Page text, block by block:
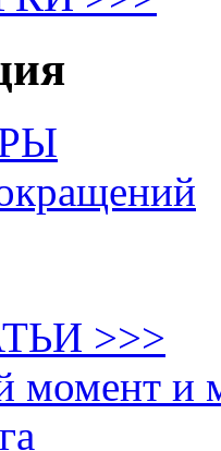
>>>
момент и